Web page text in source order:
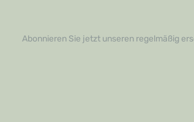
Abonnieren Sie jetzt unseren regelmäßig